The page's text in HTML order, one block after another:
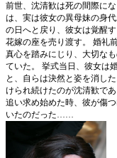
前世、沈清歓は死の間際に
は、実は彼女の異母妹の身
の日へと戻り、彼女は覚醒
花嫁の座を売り渡す。 婚礼
真心を踏みにじり、大切な
ていた。 挙式当日、彼女は
と、自らは決然と姿を消し
けられ続けたのが沈清歓で
追い求め始めた時、彼が傷
いたのだった……